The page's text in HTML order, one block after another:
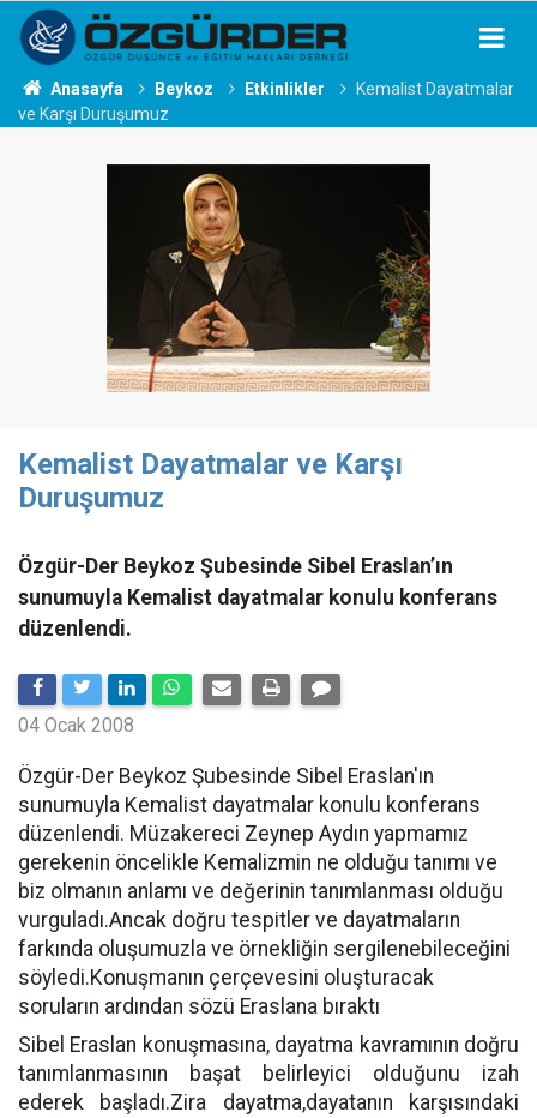
Anasayfa Beykoz Etkinlikler
Kemalist Dayatmalar
ve Karşı Duruşumuz
Kemalist Dayatmalar ve Karşı
Duruşumuz
Özgür-Der Beykoz Şubesinde Sibel Eraslan’ın
sunumuyla Kemalist dayatmalar konulu konferans
düzenlendi.
04 Ocak 2008
Özgür-Der Beykoz Şubesinde Sibel Eraslan'ın
sunumuyla Kemalist dayatmalar konulu konferans
düzenlendi. Müzakereci Zeynep Aydın yapmamız
gerekenin öncelikle Kemalizmin ne olduğu tanımı ve
biz olmanın anlamı ve değerinin tanımlanması olduğu
vurguladı.Ancak doğru tespitler ve dayatmaların
farkında oluşumuzla ve örnekliğin sergilenebileceğini
söyledi.Konuşmanın çerçevesini oluşturacak
soruların ardından sözü Eraslana bıraktı
Sibel Eraslan konuşmasına, dayatma kavramının doğru
tanımlanmasının başat belirleyici olduğunu izah
ederek başladı.Zira dayatma,dayatanın karşısındaki